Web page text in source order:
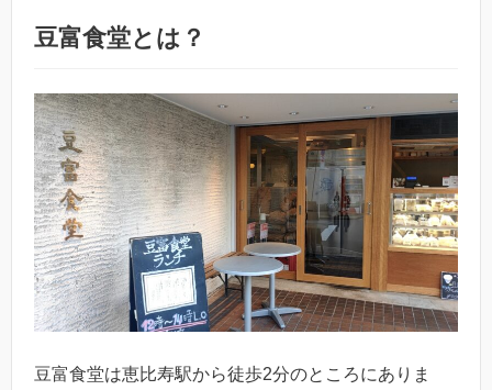
豆富食堂とは？
豆富食堂は恵比寿駅から徒歩2分のところにありま